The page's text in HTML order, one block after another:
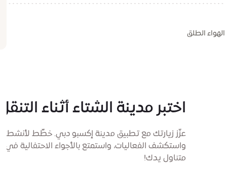
الهواء الطلق
اختبر مدينة الشتاء أثناء التنقل
عزّز زيارتك مع تطبيق مدينة إكسبو دبي. خطِّط لأنشطتك،
واستكشف الفعاليات، واستمتع بالأجواء الاحتفالية في
متناول يدك!